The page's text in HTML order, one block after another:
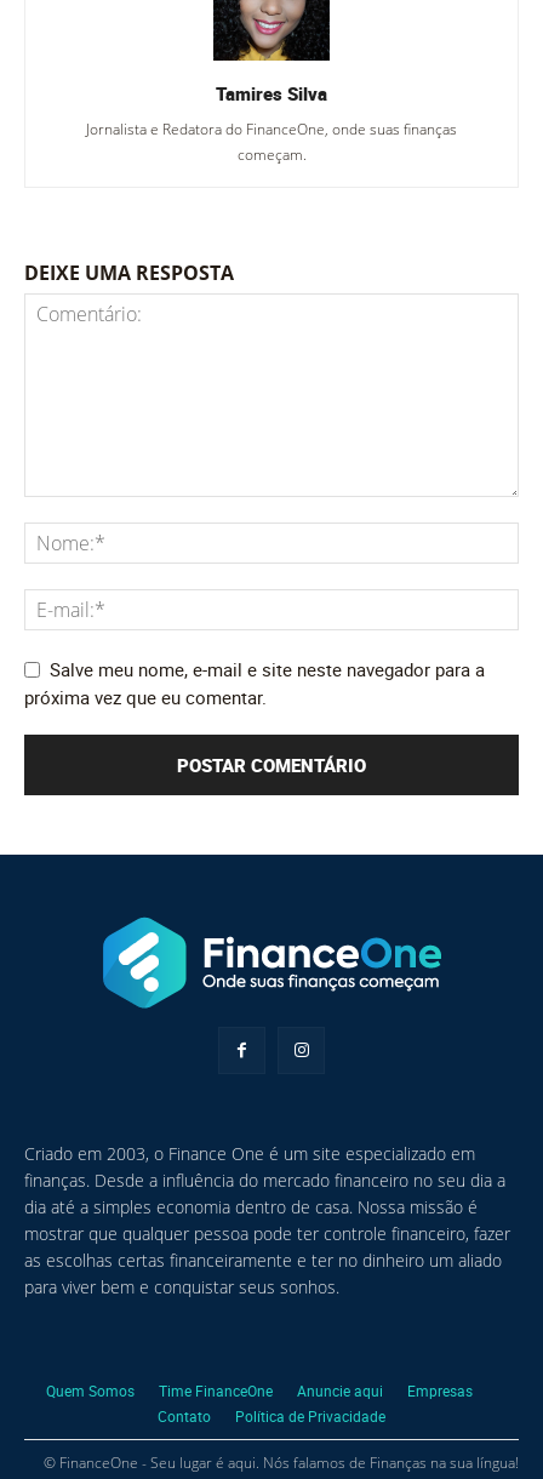
Tamires Silva
Jornalista e Redatora do FinanceOne, onde suas finanças
começam.
DEIXE UMA RESPOSTA
Salve meu nome, e-mail e site neste navegador para a
próxima vez que eu comentar.
Criado em 2003, o Finance One é um site especializado em
finanças. Desde a influência do mercado financeiro no seu dia a
dia até a simples economia dentro de casa. Nossa missão é
mostrar que qualquer pessoa pode ter controle financeiro, fazer
as escolhas certas financeiramente e ter no dinheiro um aliado
para viver bem e conquistar seus sonhos.
Quem Somos Time FinanceOne Anuncie aqui
Empresas
Contato
Política de Privacidade
© FinanceOne - Seu lugar é aqui. Nós falamos de Finanças na sua língua!